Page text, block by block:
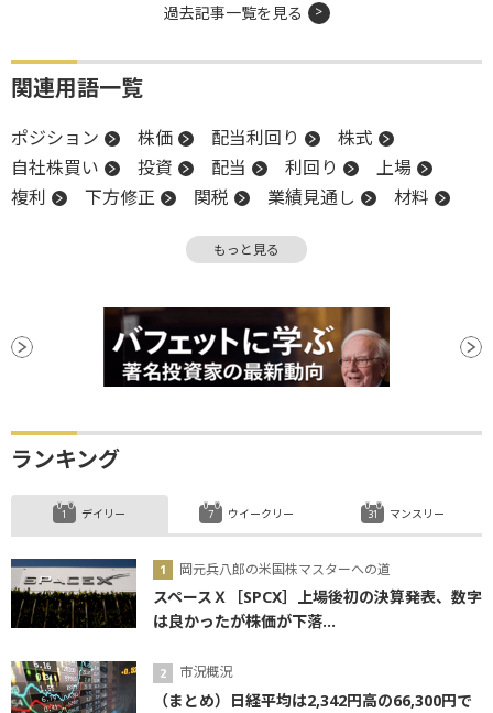
過去記事一覧を見る
関連用語一覧
ポジション 株価 配当利回り
株式
自社株買い
投資 配当 利回り
上場
複利
下方修正 関税 業績見通し
材料
もっと見る
ランキング
デイリー
岡元兵八郎の米国株マスターへの道
スペースＸ［SPCX］上場後初の決算発表、数字
は良かったが株価が下落...
市況概況
（まとめ）日経平均は2,342円高の66,300円で
ウイークリー マンスリー